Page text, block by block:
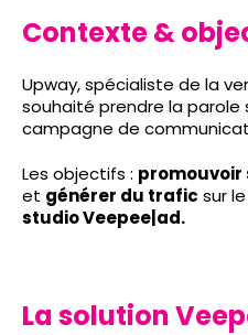
Contexte &
Upway, spécialiste de la
souhaité prendre la parole
campagne de
Les objectifs : promouvoir
et générer du trafic sur le
studio Veepee|ad.
La solution